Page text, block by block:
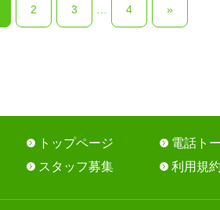
2 3 4 »
トップページ 電話ト
スタッフ募集
利用規